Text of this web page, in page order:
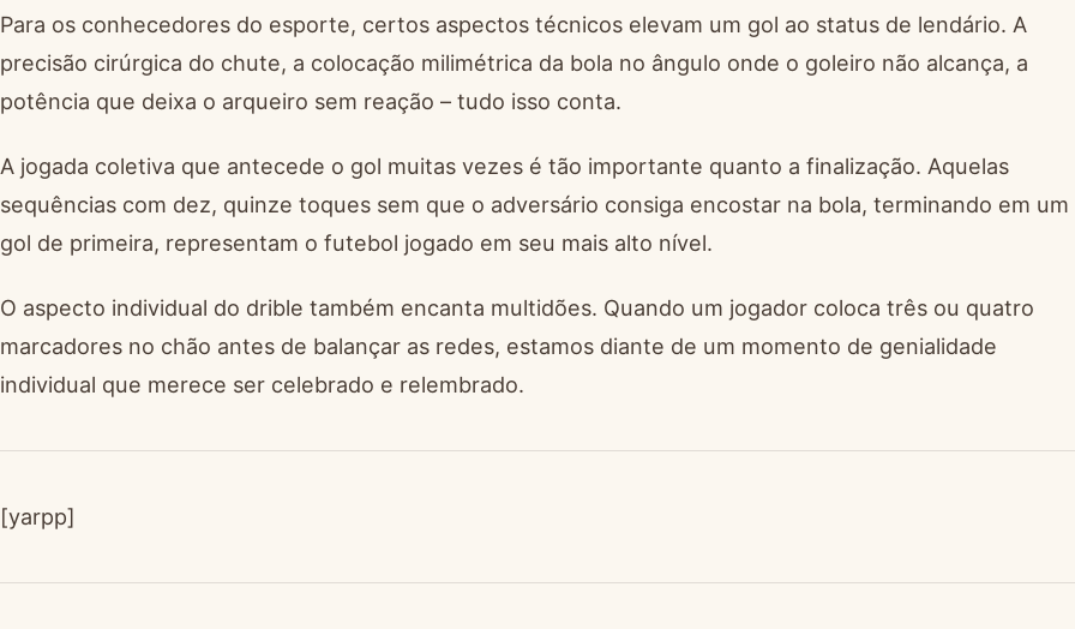
Para os conhecedores do esporte, certos aspectos técnicos elevam um gol ao status de lendário. A
precisão cirúrgica do chute, a colocação milimétrica da bola no ângulo onde o goleiro não alcança, a
potência que deixa o arqueiro sem reação – tudo isso conta.
A jogada coletiva que antecede o gol muitas vezes é tão importante quanto a finalização. Aquelas
sequências com dez, quinze toques sem que o adversário consiga encostar na bola, terminando em um
gol de primeira, representam o futebol jogado em seu mais alto nível.
O aspecto individual do drible também encanta multidões. Quando um jogador coloca três ou quatro
marcadores no chão antes de balançar as redes, estamos diante de um momento de genialidade
individual que merece ser celebrado e relembrado.
[yarpp]